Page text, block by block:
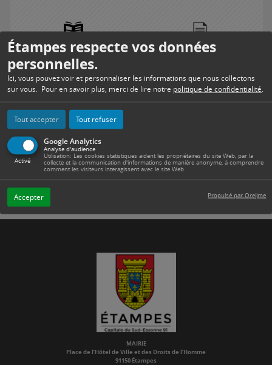
Étampes respecte vos données
personnelles.
Ici, vous pouvez voir et personnaliser les informations que nous collectons
sur vous. Pour en savoir plus, merci de lire notre politique de confidentialité
Tout accepter Tout refuser
Google Analytics
Activé
Analyse d'audience
Utilisation: Les cookies statistiques aident les propriétaires du site Web, par la
collecte et la communication d'informations de manière anonyme, à comprendre
comment les visiteurs interagissent avec le site Web.
Accepter Propulsé par Orejime
TELECHARGER ÉTAMPES
INFO
RENDEZ-VOUS PASSEPORT /
PORTAIL FAMILLE
MAIRIE
Place de l’Hôtel de Ville et des Droits de l’Homme
91150 Étampes